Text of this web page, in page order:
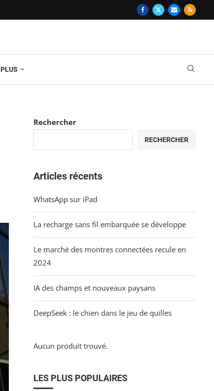
PLUS
Rechercher
RECHERCHER
Articles récents
WhatsApp sur iPad
La recharge sans fil embarquée se développe
Le marché des montres connectées recule en
2024
IA des champs et nouveaux paysans
DeepSeek : le chien dans le jeu de quilles
Aucun produit trouvé.
LES PLUS POPULAIRES